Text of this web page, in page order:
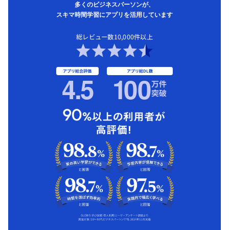
多くのビジネスパーソンが、
スキマ時間学習にアプリを活用しています
総レビュー数10,000件以上
アプリ総合評価
4.5 アプリ総DL数
100万件
突破